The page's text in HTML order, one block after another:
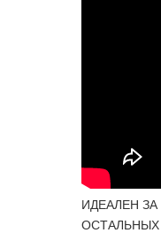
ИДЕАЛЕН
ОСТАЛЬНЫХ